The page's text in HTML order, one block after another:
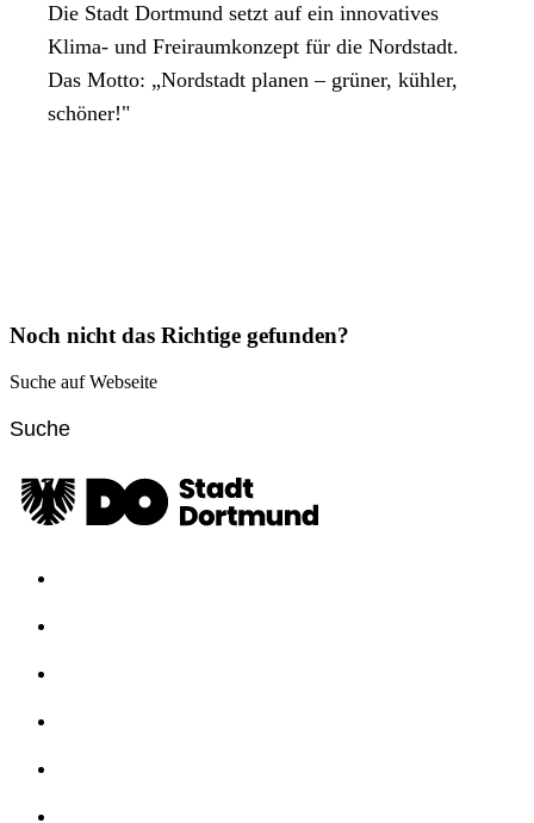
Die Stadt Dortmund setzt auf ein innovatives
Klima- und Freiraumkonzept für die Nordstadt.
Das Motto: „Nordstadt planen – grüner, kühler,
schöner!"
Noch nicht das Richtige gefunden?
Suche auf Webseite